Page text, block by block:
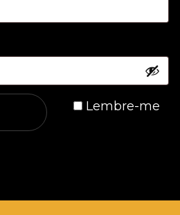
Lembre-me